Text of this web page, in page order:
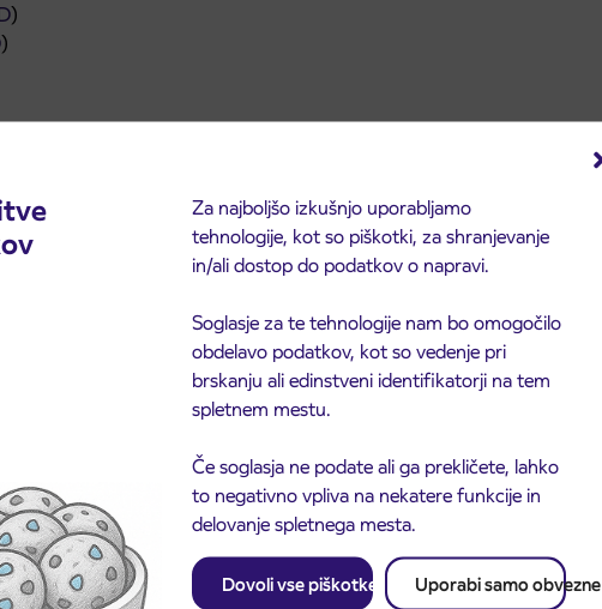
Za najboljšo izkušnjo uporabljamo
tehnologije, kot so piškotki, za shranjevanje
in/ali dostop do podatkov o napravi.
Soglasje za te tehnologije nam bo omogočilo
obdelavo podatkov, kot so vedenje pri
brskanju ali edinstveni identifikatorji na tem
spletnem mestu.
Če soglasja ne podate ali ga prekličete, lahko
to negativno vpliva na nekatere funkcije in
delovanje spletnega mesta.
Dovoli vse piškotke Uporabi samo obvezne
)
)